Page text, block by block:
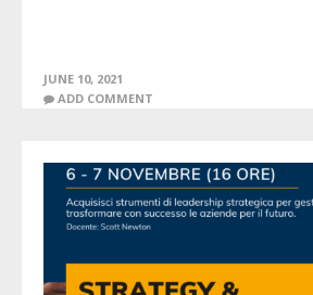
JUNE 10, 2021
ADD COMMENT